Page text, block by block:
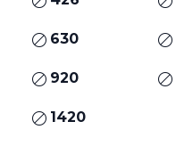
630
920
1420